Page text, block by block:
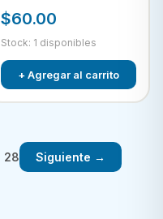
$60.00
Stock: 1 disponibles
+ Agregar al carrito
28 Siguiente →